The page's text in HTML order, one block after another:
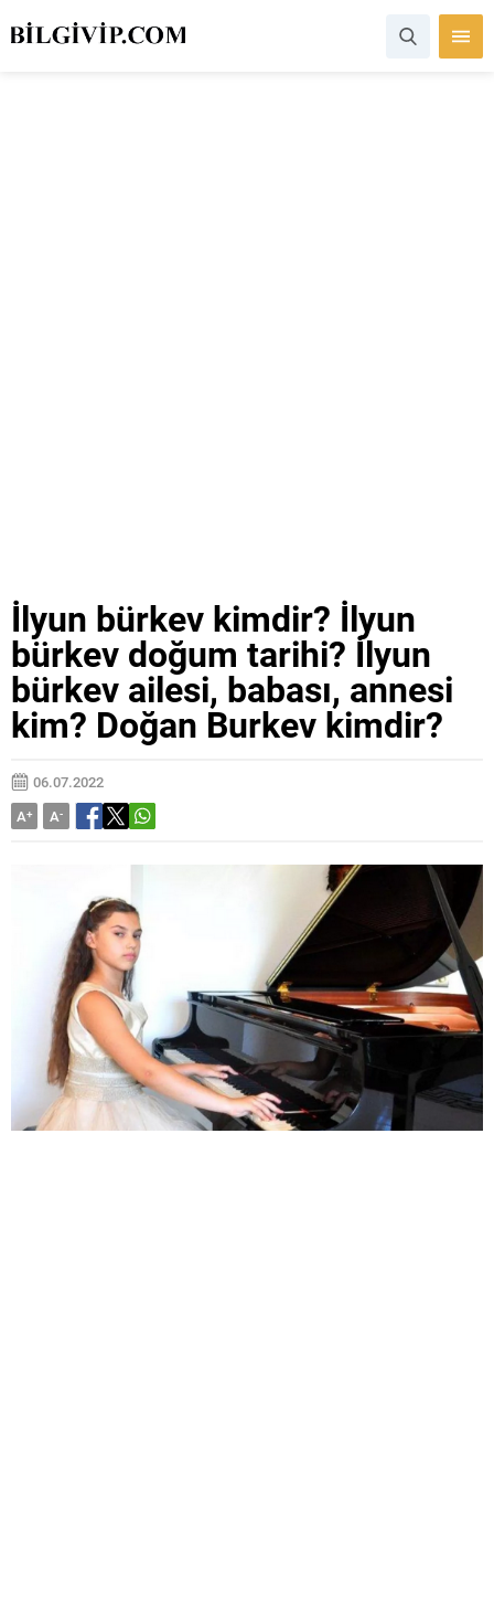
İlyun bürkev kimdir? İlyun
bürkev doğum tarihi? İlyun
bürkev ailesi, babası, annesi
kim? Doğan Burkev kimdir?
06.07.2022
A+ A-